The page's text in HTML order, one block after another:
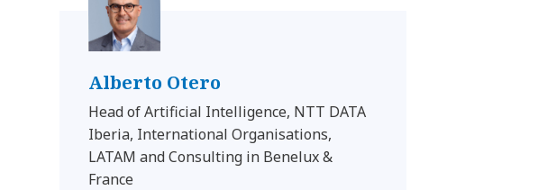
Alberto Otero
Head of Artificial Intelligence, NTT DATA
Iberia, International Organisations,
LATAM and Consulting in Benelux &
France